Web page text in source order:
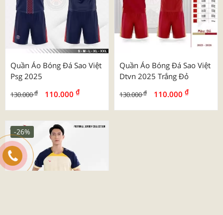
Quần Áo Bóng Đá Sao Việt
Psg 2025
130.000₫ 110.000 ₫
Quần Áo Bóng Đá Sao Việt
Dtvn 2025 Trắng Đỏ
130.000₫ 110.000 ₫
-26%